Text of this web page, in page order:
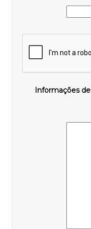
Informações